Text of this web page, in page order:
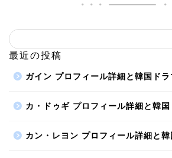
最近の投稿
ガイン プロフィール詳細と韓国ド
カ・ドゥギ プロフィール詳細と韓
カン・レヨン プロフィール詳細と